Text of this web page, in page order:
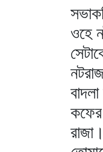
ওহে
কফের
রাজা।